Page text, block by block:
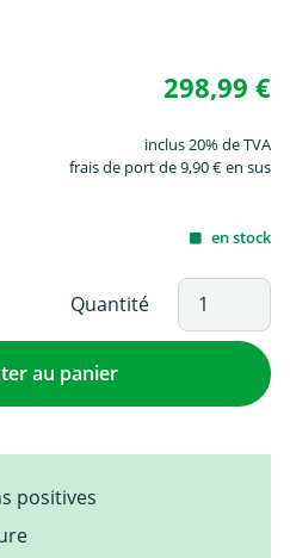
298,99 €
inclus 20% de TVA
frais de port de 9,90 € en sus
en stock
Quantité
au panier
positives